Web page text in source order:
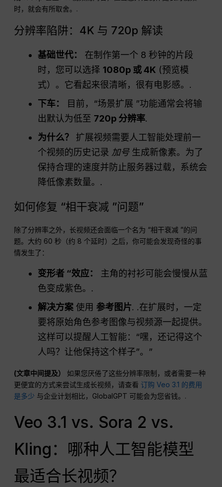
时，就会有所取舍。.
分辨率陷阱：4K 与 720p 解读
基础世代：
在制作第一个 8 秒钟的片段
时，您可以选择 1080p 或 4K (预览模
式）。它看起来很清晰，很有电影感。.
下车：
目前，“场景扩展 ”功能通常会将输
出默认为低至 720p 分辨率.
为什么？
扩展视频需要人工智能处理前一
个视频的历史记录 加号生成新像素。为了
保持合理的速度并防止服务器过载，系统会
降低像素数量。.
如何修复 “相干衰减 ”问题”
除了分辨率之外，长视频还会面临一个名为 “相干衰减 ”的问
题。大约 60 秒（约 8 个延时）之后，你可能会发现奇怪的事
情发生了：
变形者 “效应：
主角的衬衫可能会慢慢从蓝
色变成紫色。.
解决方案 使用 参考图片. .在扩展时，一定
要将原始角色参考图像与视频源一起提供。
这样可以提醒人工智能：“嘿，还记得这个
人吗？让他保持这个样子”。”
(文章中间提及）
如果您厌倦了这些分辨率限制，或者需要一种
更便宜的方式来尝试生成长视频，请查看订购 Veo 3.1 的费用
是多少 与企业计划相比，GlobalGPT 可能会为您省钱。.
Veo 3.1 vs. Sora 2 vs.
Kling：哪种人工智能模型
最适合长视频？